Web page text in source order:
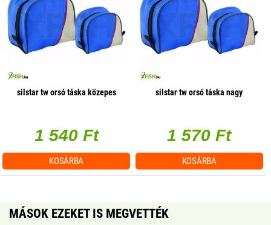
silstar tw orsó táska közepes
1 540 Ft
KOSÁRBA
silstar tw orsó táska nagy
1 570 Ft
KOSÁRBA
MÁSOK EZEKET IS MEGVETTÉK